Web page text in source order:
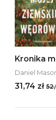
Kronika
Daniel
31,74 zł